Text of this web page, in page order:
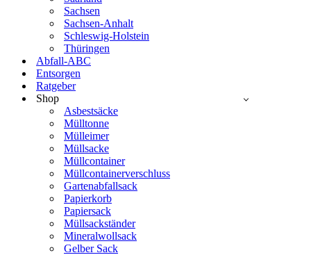
Sachsen
Sachsen-Anhalt
Schleswig-Holstein
Thüringen
Abfall-ABC
Entsorgen
Ratgeber
Shop
Asbestsäcke
Mülltonne
Mülleimer
Müllsacke
Müllcontainer
Müllcontainerverschluss
Gartenabfallsack
Papierkorb
Papiersack
Müllsackständer
Mineralwollsack
Gelber Sack